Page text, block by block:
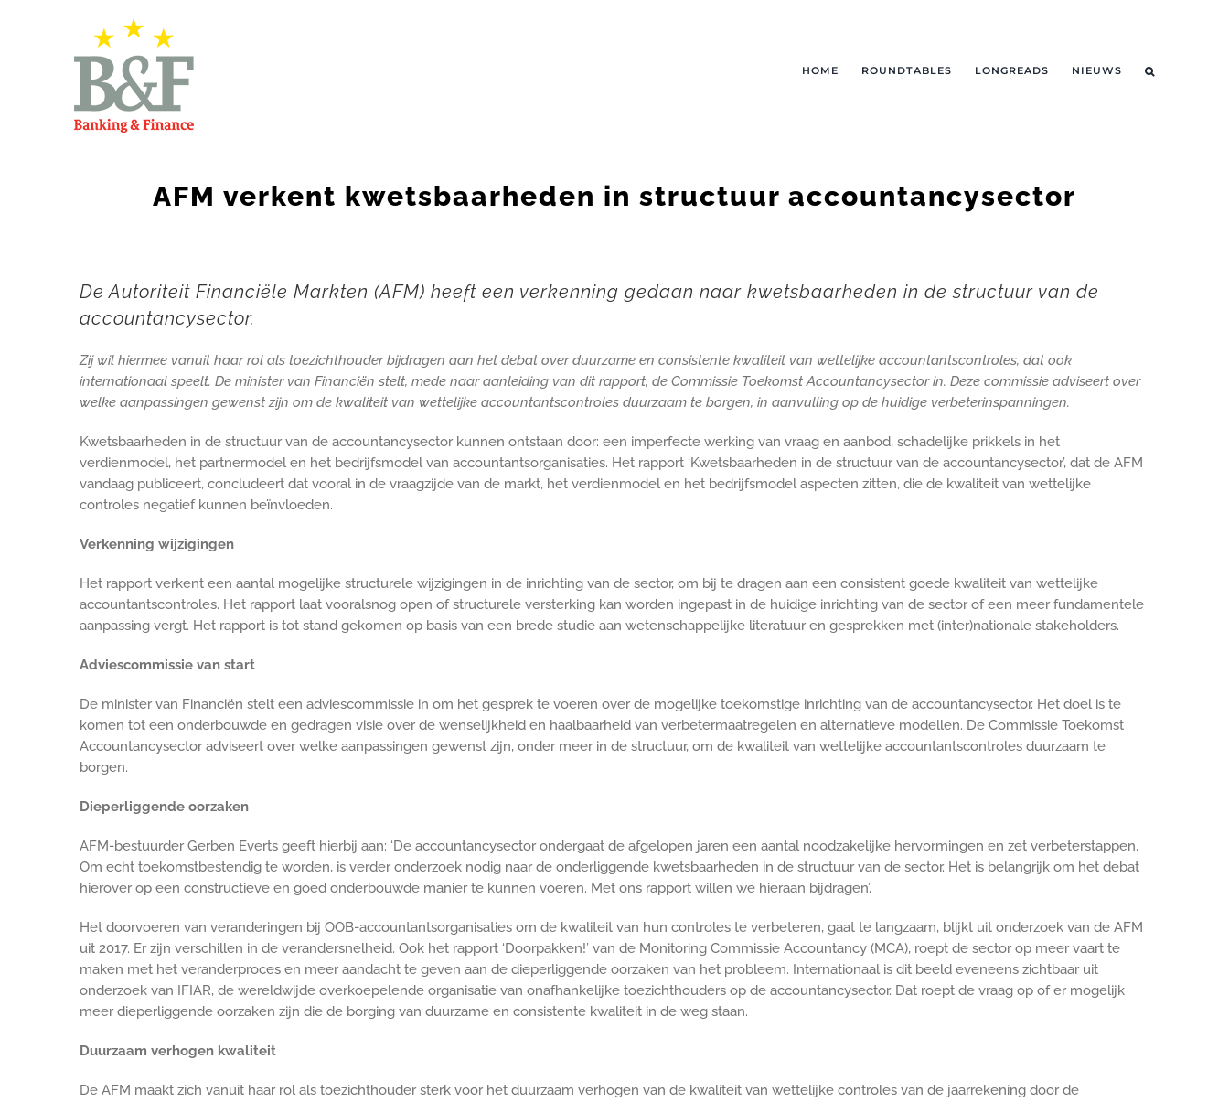
HOME ROUNDTABLES LONGREADS NIEUWS
AFM verkent kwetsbaarheden in structuur accountancysector
De Autoriteit Financiële Markten (AFM) heeft een verkenning gedaan naar kwetsbaarheden in de structuur van de
accountancysector.
Zij wil hiermee vanuit haar rol als toezichthouder bijdragen aan het debat over duurzame en consistente kwaliteit van wettelijke accountantscontroles, dat ook
internationaal speelt. De minister van Financiën stelt, mede naar aanleiding van dit rapport, de Commissie Toekomst Accountancysector in. Deze commissie adviseert over
welke aanpassingen gewenst zijn om de kwaliteit van wettelijke accountantscontroles duurzaam te borgen, in aanvulling op de huidige verbeterinspanningen.
Kwetsbaarheden in de structuur van de accountancysector kunnen ontstaan door: een imperfecte werking van vraag en aanbod, schadelijke prikkels in het
verdienmodel, het partnermodel en het bedrijfsmodel van accountantsorganisaties. Het rapport ‘Kwetsbaarheden in de structuur van de accountancysector’, dat de AFM
vandaag publiceert, concludeert dat vooral in de vraagzijde van de markt, het verdienmodel en het bedrijfsmodel aspecten zitten, die de kwaliteit van wettelijke
controles negatief kunnen beïnvloeden.
Verkenning wijzigingen
Het rapport verkent een aantal mogelijke structurele wijzigingen in de inrichting van de sector, om bij te dragen aan een consistent goede kwaliteit van wettelijke
accountantscontroles. Het rapport laat vooralsnog open of structurele versterking kan worden ingepast in de huidige inrichting van de sector of een meer fundamentele
aanpassing vergt. Het rapport is tot stand gekomen op basis van een brede studie aan wetenschappelijke literatuur en gesprekken met (inter)nationale stakeholders.
Adviescommissie van start
De minister van Financiën stelt een adviescommissie in om het gesprek te voeren over de mogelijke toekomstige inrichting van de accountancysector. Het doel is te
komen tot een onderbouwde en gedragen visie over de wenselijkheid en haalbaarheid van verbetermaatregelen en alternatieve modellen. De Commissie Toekomst
Accountancysector adviseert over welke aanpassingen gewenst zijn, onder meer in de structuur, om de kwaliteit van wettelijke accountantscontroles duurzaam te
borgen.
Dieperliggende oorzaken
AFM-bestuurder Gerben Everts geeft hierbij aan: ‘De accountancysector ondergaat de afgelopen jaren een aantal noodzakelijke hervormingen en zet verbeterstappen.
Om echt toekomstbestendig te worden, is verder onderzoek ‎nodig naar de onderliggende kwetsbaarheden in de structuur van de sector. Het is belangrijk om het debat
hierover op een constructieve en goed onderbouwde manier te kunnen voeren. Met ons rapport willen we hieraan bijdragen’.
Het doorvoeren van veranderingen bij OOB-accountantsorganisaties om de kwaliteit van hun controles te verbeteren, gaat te langzaam, blijkt uit onderzoek van de AFM
uit 2017. Er zijn verschillen in de verandersnelheid. Ook het rapport ‘Doorpakken!’ van de Monitoring Commissie Accountancy (MCA), roept de sector op meer vaart te
maken met het veranderproces en meer aandacht te geven aan de dieperliggende oorzaken van het probleem. Internationaal is dit beeld eveneens zichtbaar uit
onderzoek van IFIAR, de wereldwijde overkoepelende organisatie van onafhankelijke toezichthouders op de accountancysector. Dat roept de vraag op of er mogelijk
meer dieperliggende oorzaken zijn die de borging van duurzame en consistente kwaliteit in de weg staan.
Duurzaam verhogen kwaliteit
De AFM maakt zich vanuit haar rol als toezichthouder sterk voor het duurzaam verhogen van de kwaliteit van wettelijke controles van de jaarrekening door de